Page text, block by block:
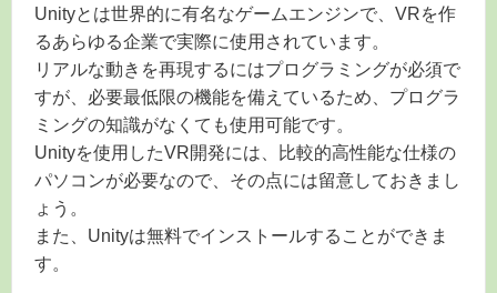
Unityとは世界的に有名なゲームエンジンで、VRを作
るあらゆる企業で実際に使用されています。
リアルな動きを再現するにはプログラミングが必須で
すが、必要最低限の機能を備えているため、プログラ
ミングの知識がなくても使用可能です。
Unityを使用したVR開発には、比較的高性能な仕様の
パソコンが必要なので、その点には留意しておきまし
ょう。
また、Unityは無料でインストールすることができま
す。